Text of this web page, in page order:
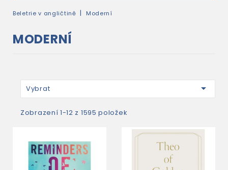
Beletrie v angličtině Moderní
MODERNÍ
Vybrat 
Zobrazení 1-12 z 1595 položek